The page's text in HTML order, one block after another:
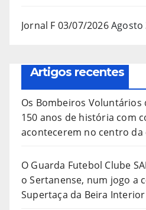
Jornal F 03/07/2026Agosto
Artigos recentes
Os Bombeiros Voluntários
150 anos de história com
acontecerem no centro da
O Guarda Futebol Clube
o Sertanense, num jogo a
Supertaça da Beira Interior